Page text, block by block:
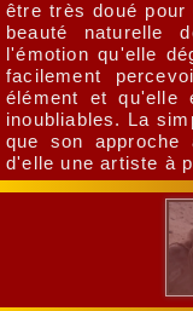
être très doué
beauté naturelle
l'émotion qu'elle
facilement
élément et qu'elle
inoubliables. La
que son approche
d'elle une artiste à